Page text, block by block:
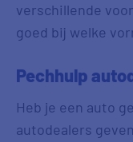
verschillende
goed bij welke
Pechhulp
Heb je een auto
autodealers